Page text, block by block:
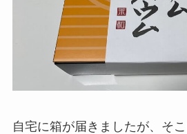
自宅に箱が届きましたが、そ